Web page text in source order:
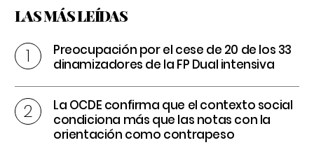
LAS MÁS LEÍDAS
Preocupación por el cese de 20 de los 33
dinamizadores de la FP Dual intensiva
La OCDE confirma que el contexto social
condiciona más que las notas con la
orientación como contrapeso